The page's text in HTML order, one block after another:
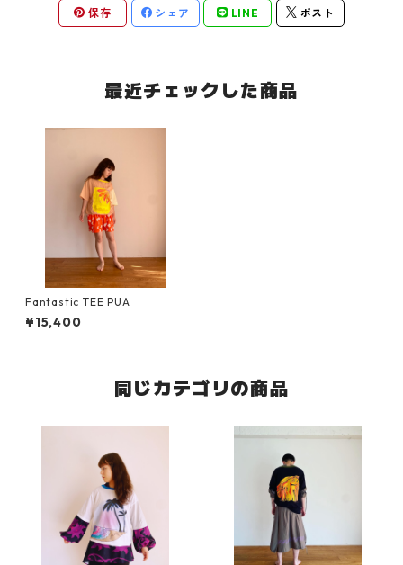
保存 シェア LINE ポスト
最近チェックした商品
Fantastic TEE PUA
¥15,400
同じカテゴリの商品